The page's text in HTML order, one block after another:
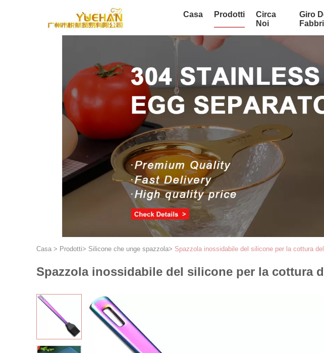
Casa Prodotti
Circa
Noi
Giro
Casa > Prodotti> Silicone che unge spazzola> Spazzola inossidabile del silicone per la cottura
Spazzola inossidabile del silicone per la cottura